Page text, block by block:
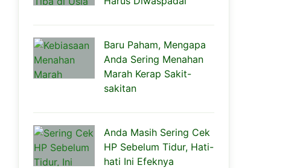
Baru Paham, Mengapa
Anda Sering Menahan
Marah Kerap Sakit-
sakitan
Anda Masih Sering Cek
HP Sebelum Tidur, Hati-
hati Ini Efeknya